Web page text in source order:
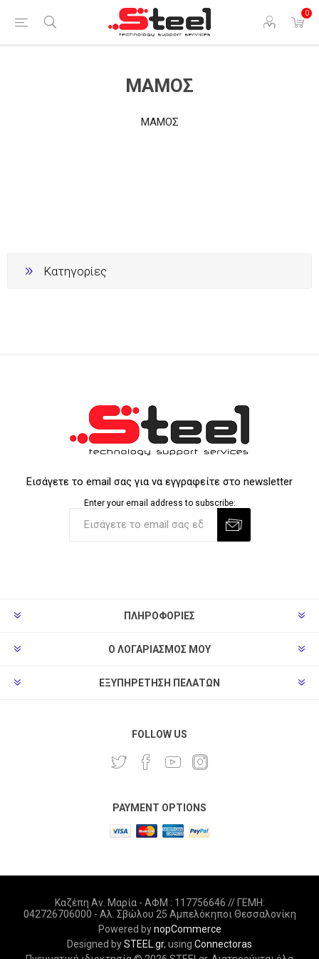
0
ΜΑΜΟΣ
ΜΑΜΟΣ
Κατηγορίες
Εισάγετε το email σας για να εγγραφείτε στο newsletter
Enter your email address to subscribe:
ΠΛΗΡΟΦΟΡΊΕΣ
Ο ΛΟΓΑΡΙΑΣΜΌΣ ΜΟΥ
ΕΞΥΠΗΡΈΤΗΣΗ ΠΕΛΑΤΏΝ
FOLLOW US
PAYMENT OPTIONS
Καζέπη Αν. Μαρία - ΑΦΜ : 117756646 // ΓΕΜΗ:
042726706000 - Αλ. Σβώλου 25 Αμπελόκηποι Θεσσαλονίκη
Powered bynopCommerce
Designed bySTEEL.gr, using Connectoras